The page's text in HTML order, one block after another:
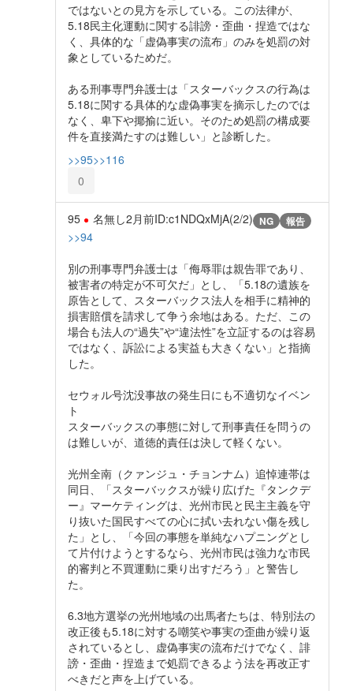
ではないとの見方を示している。この法律が、
5.18民主化運動に関する誹謗・歪曲・捏造ではな
く、具体的な「虚偽事実の流布」のみを処罰の対
象としているためだ。
ある刑事専門弁護士は「スターバックスの行為は
5.18に関する具体的な虚偽事実を摘示したのでは
なく、卑下や揶揄に近い。そのため処罰の構成要
件を直接満たすのは難しい」と診断した。
>>95>>116
0
95 名無し2月前ID:c1NDQxMjA(2/2) NG 報告
>>94
別の刑事専門弁護士は「侮辱罪は親告罪であり、
被害者の特定が不可欠だ」とし、「5.18の遺族を
原告として、スターバックス法人を相手に精神的
損害賠償を請求して争う余地はある。ただ、この
場合も法人の“過失”や“違法性”を立証するのは容易
ではなく、訴訟による実益も大きくない」と指摘
した。
セウォル号沈没事故の発生日にも不適切なイベン
ト
スターバックスの事態に対して刑事責任を問うの
は難しいが、道徳的責任は決して軽くない。
光州全南（クァンジュ・チョンナム）追悼連帯は
同日、「スターバックスが繰り広げた『タンクデ
ー』マーケティングは、光州市民と民主主義を守
り抜いた国民すべての心に拭い去れない傷を残し
た」とし、「今回の事態を単純なハプニングとし
て片付けようとするなら、光州市民は強力な市民
的審判と不買運動に乗り出すだろう」と警告し
た。
6.3地方選挙の光州地域の出馬者たちは、特別法の
改正後も5.18に対する嘲笑や事実の歪曲が繰り返
されているとし、虚偽事実の流布だけでなく、誹
謗・歪曲・捏造まで処罰できるよう法を再改正す
べきだと声を上げている。